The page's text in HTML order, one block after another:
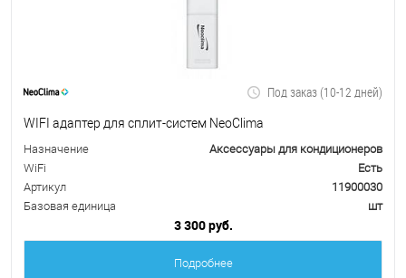
Под заказ (10-12 дней)
WIFI адаптер для сплит-систем NeoClima
Назначение
Аксессуары для кондиционеров
WiFi
Есть
Артикул
11900030
Базовая единица
шт
3 300 руб.
Подробнее